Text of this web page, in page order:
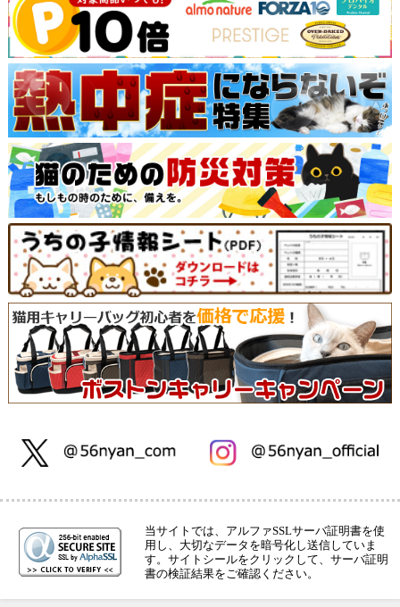
当サイトでは、アルファSSLサーバ証明書を使
用し、大切なデータを暗号化し送信していま
す。サイトシールをクリックして、サーバ証明
書の検証結果をご確認ください。